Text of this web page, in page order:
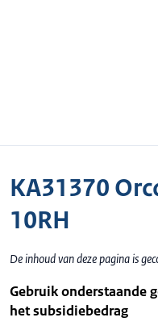
KA31370
10RH
De inhoud van deze pagina is
Gebruik onderstaande
het subsidiebedrag